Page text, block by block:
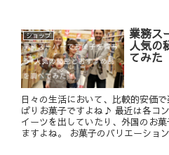
ショップ 業務ス
人気の
てみた
日々の生活において、比較的安価
ぱりお菓子ですよね♪ 最近は各コ
イーツを出していたり、外国のお
ますよね。 お菓子のバリエーショ